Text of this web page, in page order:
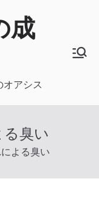
成
アシス
臭い
よる臭い